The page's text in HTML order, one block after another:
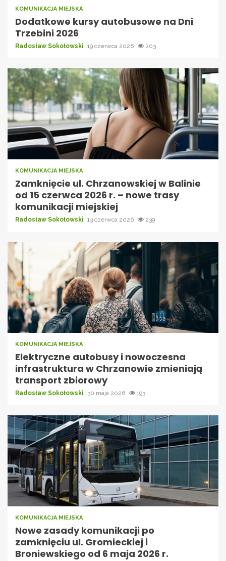
KOMUNIKACJA MIEJSKA
Dodatkowe kursy autobusowe na Dni
Trzebini 2026
Radosław Sokołowski 19 czerwca 2026 203
KOMUNIKACJA MIEJSKA
Zamknięcie ul. Chrzanowskiej w Balinie
od 15 czerwca 2026 r. – nowe trasy
komunikacji miejskiej
Radosław Sokołowski 13 czerwca 2026 239
KOMUNIKACJA MIEJSKA
Elektryczne autobusy i nowoczesna
infrastruktura w Chrzanowie zmieniają
transport zbiorowy
Radosław Sokołowski 30 maja 2026 193
KOMUNIKACJA MIEJSKA
Nowe zasady komunikacji po
zamknięciu ul. Gromieckiej i
Broniewskiego od 6 maja 2026 r.